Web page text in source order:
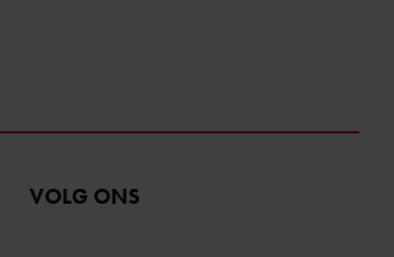
VOLG ONS